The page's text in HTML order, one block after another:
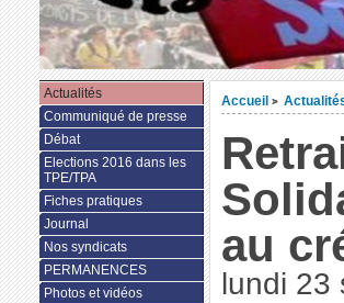
Accueil >
au
lundi 23
Actualités
Communiqué de presse
Débat
Elections 2016 dans les
TPE/TPA
Fiches pratiques
Journal
Nos syndicats
PERMANENCES
Photos et vidéos